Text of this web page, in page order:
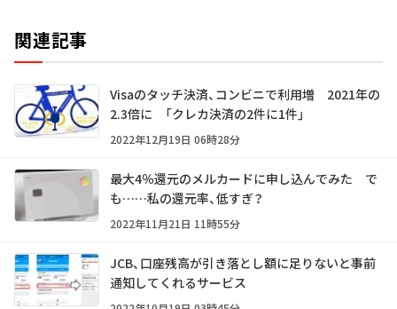
関連記事
Visaのタッチ決済、コンビニで利用増 2021年の
2.3倍に 「クレカ決済の2件に1件」
2022年12月19日 06時28分
最大4％還元のメルカードに申し込んでみた で
も……私の還元率、低すぎ？
2022年11月21日 11時55分
JCB、口座残高が引き落とし額に足りないと事前
通知してくれるサービス